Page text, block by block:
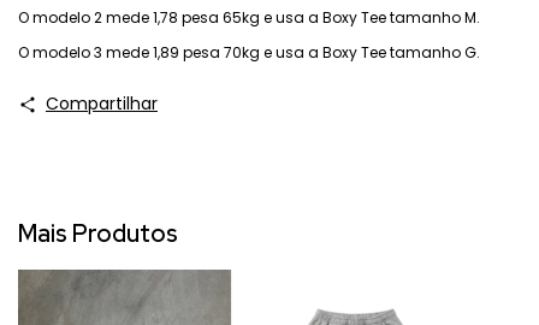
O modelo 2 mede 1,78 pesa 65kg e usa a Boxy Tee tamanho M.
O modelo 3 mede 1,89 pesa 70kg e usa a Boxy Tee tamanho G.
Compartilhar
Mais Produtos